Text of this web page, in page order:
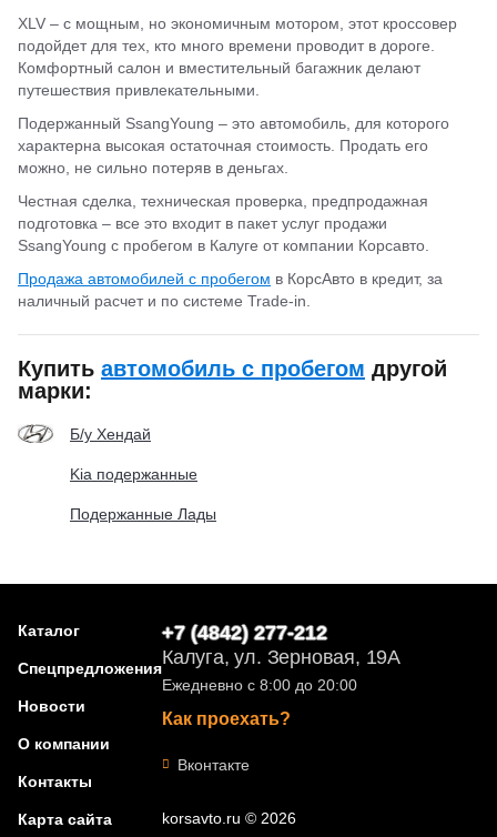
XLV – с мощным, но экономичным мотором, этот кроссовер
подойдет для тех, кто много времени проводит в дороге.
Комфортный салон и вместительный багажник делают
путешествия привлекательными.
Подержанный SsangYoung – это автомобиль, для которого
характерна высокая остаточная стоимость. Продать его
можно, не сильно потеряв в деньгах.
Честная сделка, техническая проверка, предпродажная
подготовка – все это входит в пакет услуг продажи
SsangYoung с пробегом в Калуге от компании Корсавто.
Продажа автомобилей с пробегом в КорсАвто в кредит, за
наличный расчет и по системе Trade-in.
Купить автомобиль с пробегом другой
марки:
Б/у Хендай
Kia подержанные
Подержанные Лады
Каталог
Спецпредложения
Новости
О компании
Контакты
Карта сайта
+7 (4842) 277-212
Калуга, ул. Зерновая, 19А
Ежедневно с 8:00 до 20:00
Как проехать?
Вконтакте
korsavto.ru © 2026